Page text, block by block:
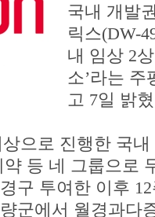
국내 개발
릭스(DW-
내 임상 2
소’라는 주
고 7일 밝
으로 진행한 국
등 네 그룹으로
구 투여한 이후
군에서 월경과다